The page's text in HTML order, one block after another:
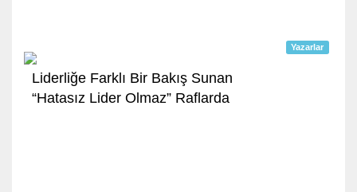
Yazarlar
Liderliğe Farklı Bir Bakış Sunan
“Hatasız Lider Olmaz” Raflarda